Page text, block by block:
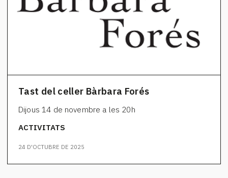
Tast del celler Bàrbara Forés
Dijous 14 de novembre a les 20h
ACTIVITATS
24 D'OCTUBRE DE 2025